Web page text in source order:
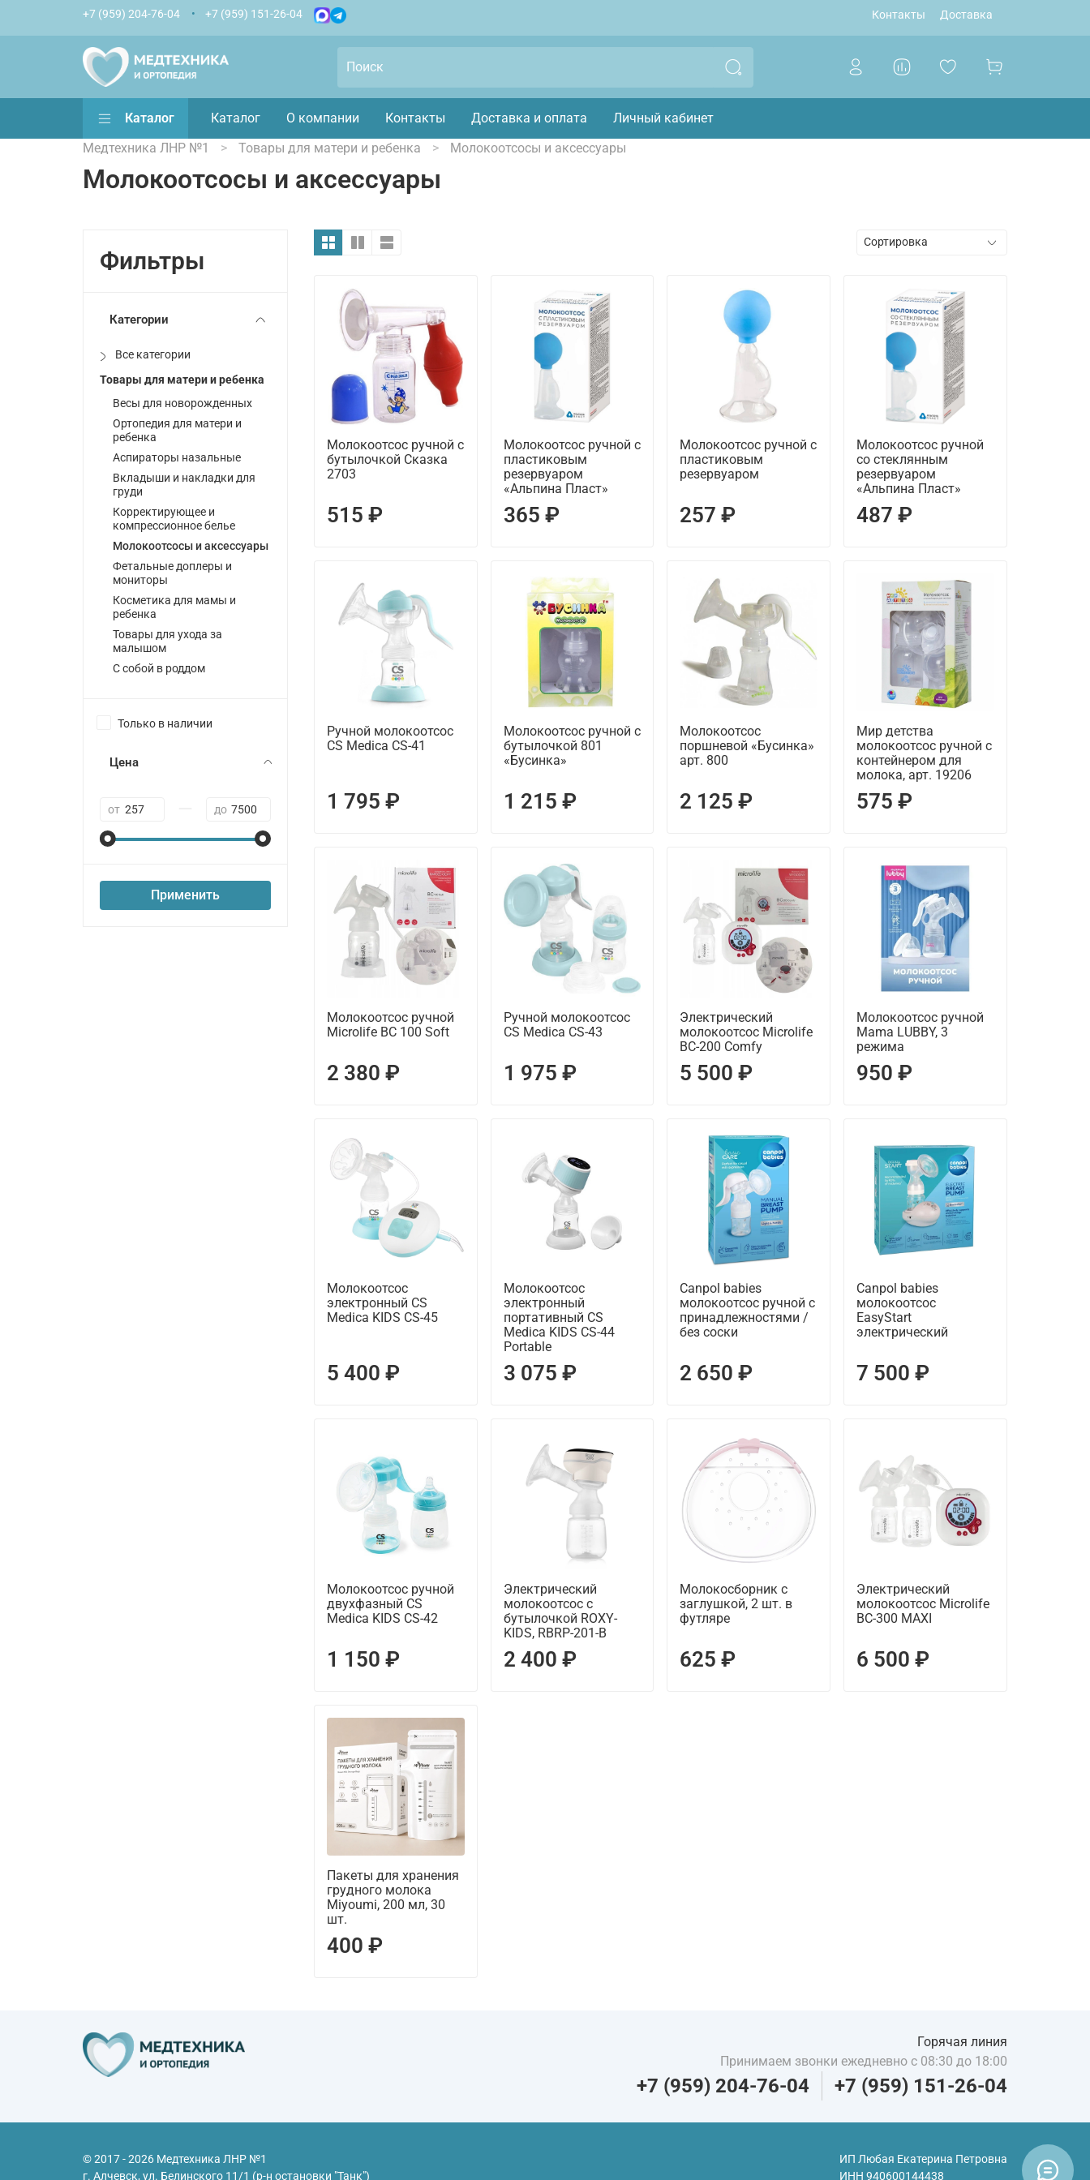
Контакты Доставка
+7 (959) 204-76-04 +7 (959) 151-26-04
Каталог Каталог О компании Контакты Доставка и оплата
Личный кабинет
Медтехника ЛНР №1
Товары для матери и ребенка Молокоотсосы и аксессуары
Молокоотсосы и аксессуары
Молокоотсос ручной с
бутылочкой Сказка
2703
515 ₽
Молокоотсос ручной с
пластиковым
резервуаром
«Альпина Пласт»
365 ₽
Молокоотсос ручной с
пластиковым
резервуаром
257 ₽
Молокоотсос ручной
со стеклянным
резервуаром
«Альпина Пласт»
487 ₽
Ручной молокоотсос
CS Medica CS-41
1 795 ₽
Молокоотсос ручной с
бутылочкой 801
«Бусинка»
1 215 ₽
Молокоотсос
поршневой «Бусинка»
арт. 800
2 125 ₽
Мир детства
молокоотсос ручной с
контейнером для
молока, арт. 19206
575 ₽
Молокоотсос ручной
Microlife BC 100 Soft
2 380 ₽
Ручной молокоотсос
CS Medica CS-43
1 975 ₽
Электрический
молокоотсос Microlife
BC-200 Comfy
5 500 ₽
Молокоотсос ручной
Mama LUBBY, 3
режима
950 ₽
Молокоотсос
электронный CS
Medica KIDS CS-45
5 400 ₽
Молокоотсос
электронный
портативный CS
Medica KIDS CS-44
Portable
3 075 ₽
Canpol babies
молокоотсос ручной с
принадлежностями /
без соски
2 650 ₽
Canpol babies
молокоотсос
EasyStart
электрический
7 500 ₽
Молокоотсос ручной
двухфазный CS
Medica KIDS CS-42
1 150 ₽
Электрический
молокоотсос с
бутылочкой ROXY-
KIDS, RBRP-201-B
2 400 ₽
Молокосборник с
заглушкой, 2 шт. в
футляре
625 ₽
Электрический
молокоотсос Microlife
BC-300 MAXI
6 500 ₽
Пакеты для хранения
грудного молока
Miyoumi, 200 мл, 30
шт.
400 ₽
Фильтры
Категории
Все категории
Товары для матери и ребенка
Весы для новорожденных
Ортопедия для матери и
ребенка
Аспираторы назальные
Вкладыши и накладки для
груди
Корректирующее и
компрессионное белье
Молокоотсосы и аксессуары
Фетальные доплеры и
мониторы
Косметика для мамы и
ребенка
Товары для ухода за
малышом
С собой в роддом
Только в наличии
Цена
от до
Применить
Горячая линия
Принимаем звонки ежедневно с 08:30 до 18:00
+7 (959) 204-76-04 +7 (959) 151-26-04
© 2017 - 2026 Медтехника ЛНР №1
г. Алчевск, ул. Белинского 11/1 (р-н остановки "Танк")
ИП Любая Екатерина Петровна
ИНН 940600144438